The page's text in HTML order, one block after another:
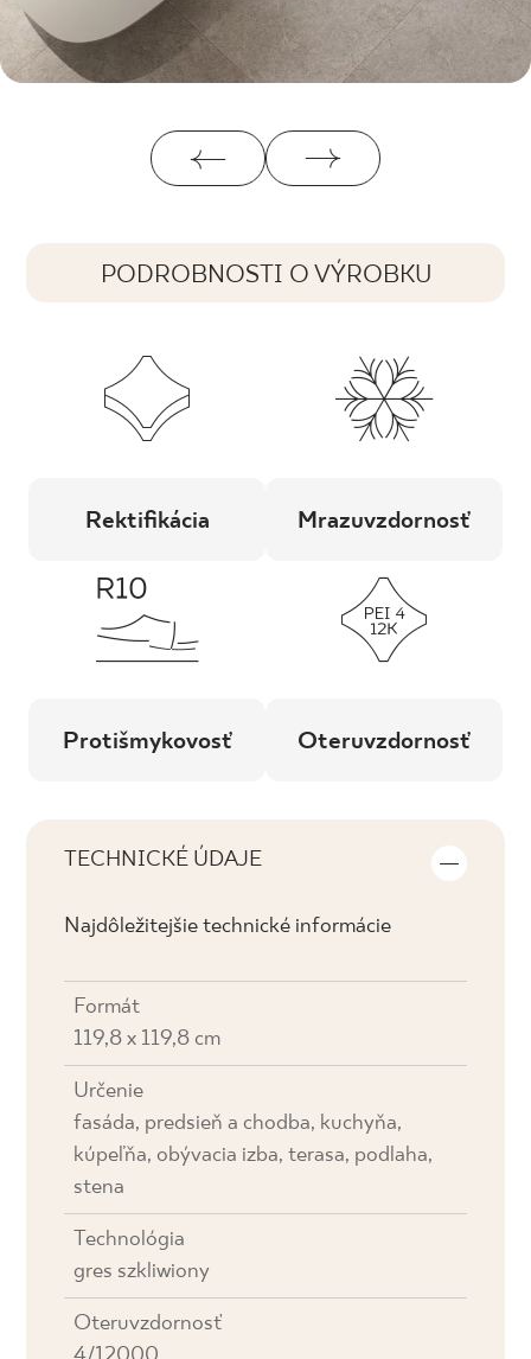
PODROBNOSTI O VÝROBKU
Rektifikácia Mrazuvzdornosť
Protišmykovosť Oteruvzdornosť
TECHNICKÉ ÚDAJE
Najdôležitejšie technické informácie
Formát
119,8 x 119,8 cm
Určenie
fasáda, predsieň a chodba, kuchyňa,
kúpeľňa, obývacia izba, terasa, podlaha,
stena
Technológia
gres szkliwiony
Oteruvzdornosť